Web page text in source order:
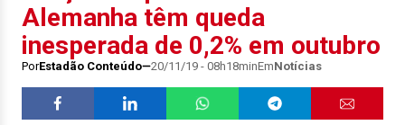
Alemanha têm queda
inesperada de 0,2% em outubro
PorEstadão Conteúdo 20/11/19 - 08h18minEmNotícias